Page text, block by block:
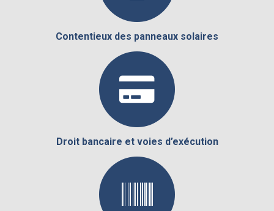
Contentieux des panneaux solaires
Droit bancaire et voies d’exécution